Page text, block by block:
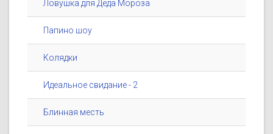
Ловушка для Деда Мороза
Папино шоу
Колядки
Идеальное свидание - 2
Блинная месть